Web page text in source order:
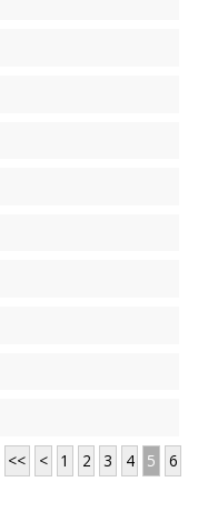
<< < 1 2 3 4 5
6